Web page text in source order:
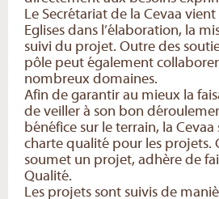
Le Secrétariat de la Cevaa
Eglises dans l’élaboration, la
suivi du projet. Outre des
pôle peut également
nombreux domaines.
Afin de garantir au mieux la
de veiller à son bon
bénéfice sur le terrain, la Cevaa
charte qualité pour les projets.
soumet un projet, adhère de
Qualité.
Les projets sont suivis de